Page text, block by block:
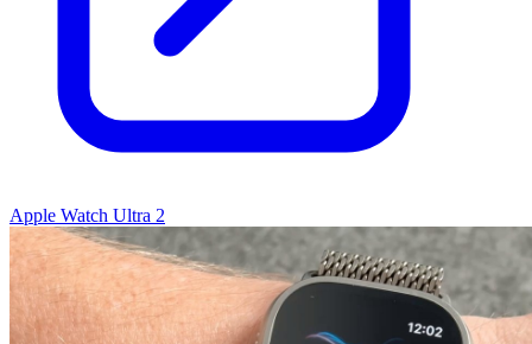
Apple Watch Ultra 2